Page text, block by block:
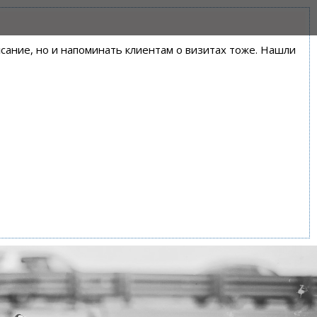
но и напоминать клиентам о визитах тоже. Нашли